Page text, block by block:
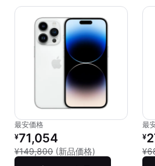
最安価格
リファービッシュ品の価格：
¥71,054
¥149,800 (新品価格) 新品との比較
最
リ
¥